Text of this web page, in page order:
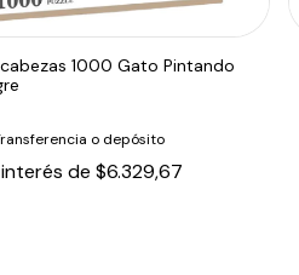
1000 Gato Pintando
o depósito
de $6.329,67